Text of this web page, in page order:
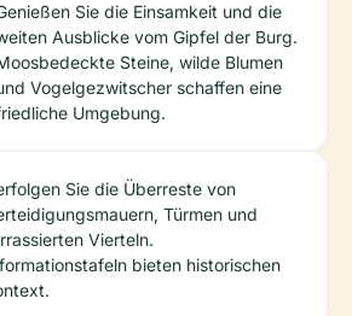
Sie die Einsamkeit und die
Ausblicke vom Gipfel der Burg.
Steine, wilde Blumen
Vogelgezwitscher schaffen eine
Umgebung.
Sie die Überreste von
Türmen und
Vierteln.
bieten historischen